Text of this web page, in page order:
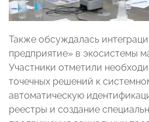
Также обсуждалась
предприятие» в экосистемы
Участники отметили
точечных решений к
автоматическую
реестры и создание